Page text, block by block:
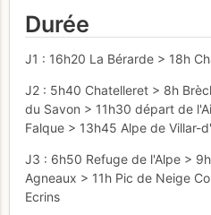
Durée
J1 : 16h20 La Bérarde > 18h
J2 : 5h40 Chatelleret > 8h
du Savon > 11h30 départ de
Falque > 13h45 Alpe de Villar-
J3 : 6h50 Refuge de l'Alpe >
Agneaux > 11h Pic de Neige
Ecrins